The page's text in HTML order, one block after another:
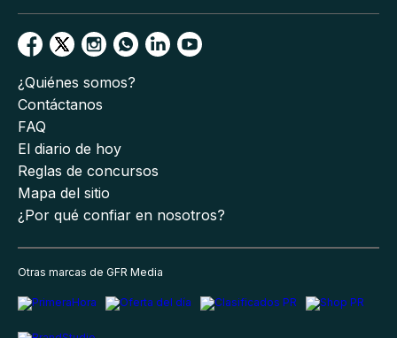
¿Quiénes somos?
Contáctanos
FAQ
El diario de hoy
Reglas de concursos
Mapa del sitio
¿Por qué confiar en nosotros?
Otras marcas de GFR Media